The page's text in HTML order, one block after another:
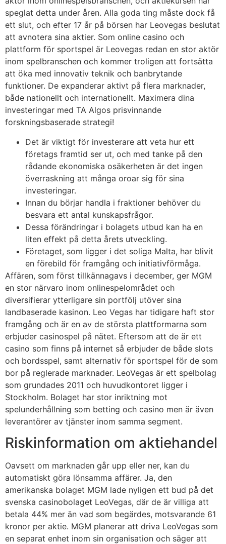
speglat detta under åren. Alla goda ting måste dock få
ett slut, och efter 17 år på börsen har Leovegas beslutat
att avnotera sina aktier. Som online casino och
plattform för sportspel är Leovegas redan en stor aktör
inom spelbranschen och kommer troligen att fortsätta
att öka med innovativ teknik och banbrytande
funktioner. De expanderar aktivt på flera marknader,
både nationellt och internationellt. Maximera dina
investeringar med TA Algos prisvinnande
forskningsbaserade strategi!
Det är viktigt för investerare att veta hur ett
företags framtid ser ut, och med tanke på den
rådande ekonomiska osäkerheten är det ingen
överraskning att många oroar sig för sina
investeringar.
Innan du börjar handla i fraktioner behöver du
besvara ett antal kunskapsfrågor.
Dessa förändringar i bolagets utbud kan ha en
liten effekt på detta årets utveckling.
Företaget, som ligger i det soliga Malta, har blivit
en förebild för framgång och initiativförmåga.
Affären, som först tillkännagavs i december, ger MGM
en stor närvaro inom onlinespelområdet och
diversifierar ytterligare sin portfölj utöver sina
landbaserade kasinon. Leo Vegas har tidigare haft stor
framgång och är en av de största plattformarna som
erbjuder casinospel på nätet. Eftersom att de är ett
casino som finns på internet så erbjuder de både slots
och bordsspel, samt alternativ för sportspel för de som
bor på reglerade marknader. LeoVegas är ett spelbolag
som grundades 2011 och huvudkontoret ligger i
Stockholm. Bolaget har stor inriktning mot
spelunderhållning som betting och casino men är även
leverantörer av tjänster inom samma segment.
Riskinformation om aktiehandel
Oavsett om marknaden går upp eller ner, kan du
automatiskt göra lönsamma affärer. Ja, den
amerikanska bolaget MGM lade nyligen ett bud på det
svenska casinobolaget LeoVegas, där de är villiga att
betala 44% mer än vad som begärdes, motsvarande 61
kronor per aktie. MGM planerar att driva LeoVegas som
en separat enhet inom sin organisation och säger att